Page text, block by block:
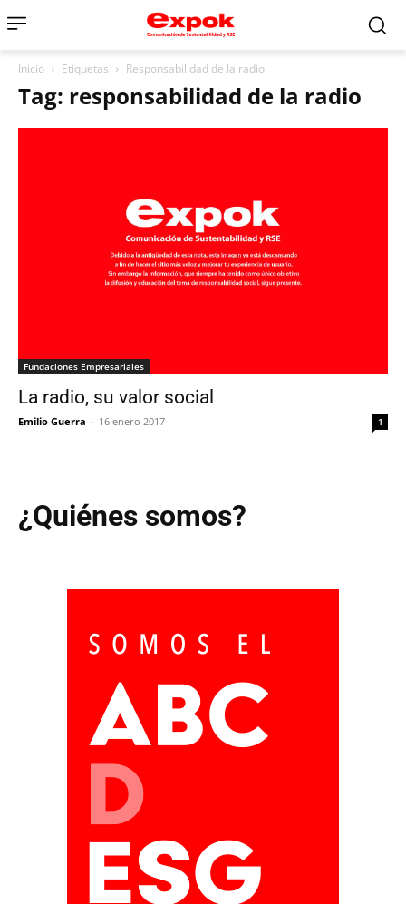
Inicio Etiquetas Responsabilidad de la radio
Tag: responsabilidad de la radio
Fundaciones Empresariales
La radio, su valor social
Emilio Guerra - 16 enero 2017 1
¿Quiénes somos?